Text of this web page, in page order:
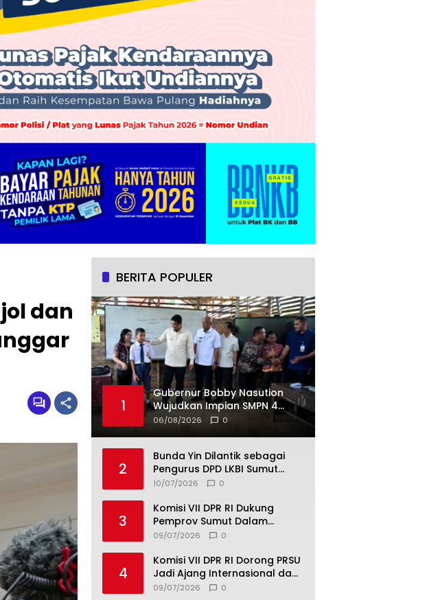
dan
BERITA POPULER
1
Gubernur Bobby Nasution
Wujudkan Impian SMPN 4
Sitolu Ori Miliki Gedung
06/08/2026 0
2
Bunda Yin Dilantik sebagai
Pengurus DPD LKBI Sumut
2026–2031, Tegaskan
dan Kerukunan
10/07/2026 0
3
Komisi VII DPR RI Dukung
Pemprov Sumut Dalam
Pemberantasan Pungli di
09/07/2026 0
4
Komisi VII DPR RI Dorong PRSU
Jadi Ajang Internasional dan
Pusat Investasi Sumut
09/07/2026 0